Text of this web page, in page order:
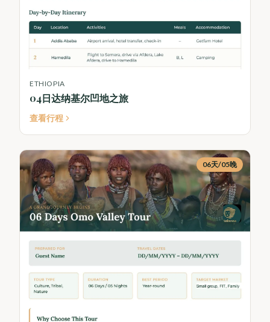
ETHIOPIA
04日达纳基尔凹地之旅
查看行程
06天/05晚